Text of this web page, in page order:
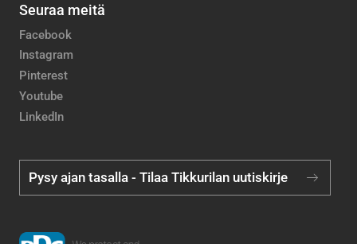
Seuraa meitä
Facebook
Instagram
Pinterest
Youtube
LinkedIn
Pysy ajan tasalla - Tilaa Tikkurilan uutiskirje